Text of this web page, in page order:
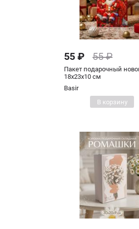
55 ₽ 55 ₽
Пакет подарочный
18х23х10 см
Basir
В корзину